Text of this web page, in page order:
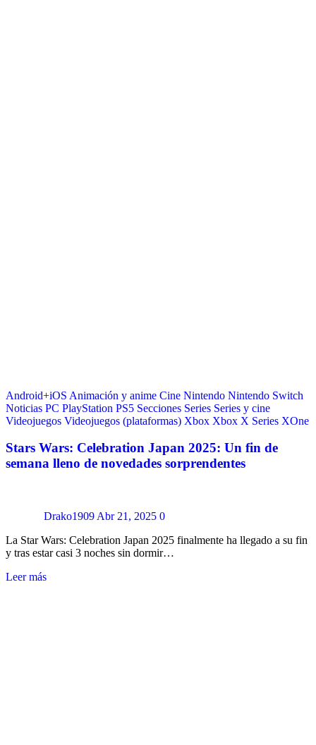
Android+iOS Animación y anime Cine Nintendo Nintendo Switch
Noticias PC PlayStation PS5 Secciones Series Series y cine
Videojuegos Videojuegos (plataformas) Xbox Xbox X Series XOne
Stars Wars: Celebration Japan 2025: Un fin de
semana lleno de novedades sorprendentes
Drako1909 Abr 21, 2025 0
La Star Wars: Celebration Japan 2025 finalmente ha llegado a su fin
y tras estar casi 3 noches sin dormir…
Leer más